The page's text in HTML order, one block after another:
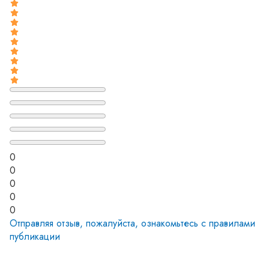
0
0
0
0
0
Отправляя отзыв, пожалуйста, ознакомьтесь с правилами
публикации